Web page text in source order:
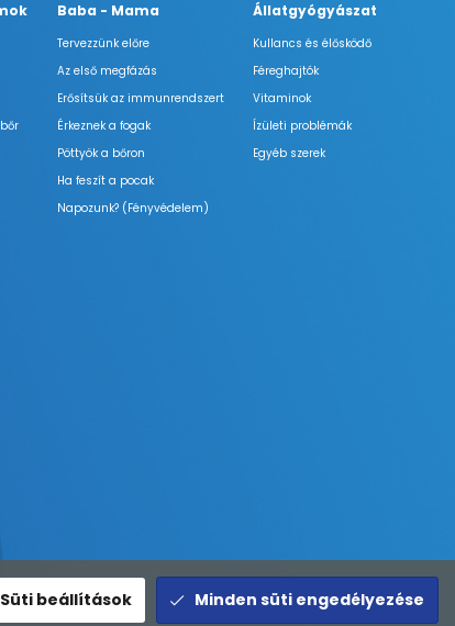
Baba - Mama
Tervezzünk előre
Az első megfázás
Erősítsük az immunrendszert
Érkeznek a fogak
Pöttyök a bőron
Ha feszít a pocak
Napozunk? (Fényvédelem)
Állatgyógyászat
Kullancs és élősködő
Féreghajtók
Vitaminok
Ízületi problémák
Egyéb szerek
Süti beállítások Minden süti engedélyezése